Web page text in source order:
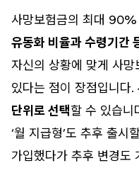
사망보험금의 최대 90%
유동화 비율과 수령기간
자신의 상황에 맞게 사
있다는 점이 장점입니다.
단위로 선택할 수 있습니
‘월 지급형’도 추후 출시
가입했다가 추후 변경도